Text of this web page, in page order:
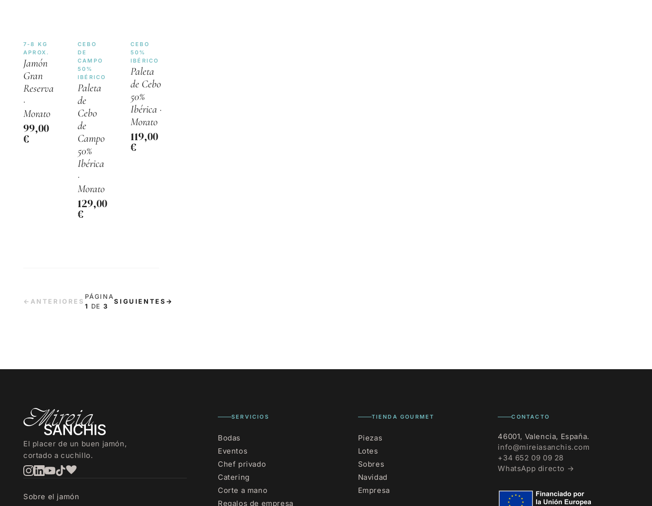
7-8 KG
APROX.
Jamón
Gran
Reserva
·
Morato
99,00
€
CEBO
DE
CAMPO
50%
IBÉRICO
Paleta
de
Cebo
de
Campo
50%
Ibérica
·
Morato
129,00
€
CEBO
50%
IBÉRICO
Paleta
de Cebo
50%
Ibérica ·
Morato
119,00
€
← ANTERIORES
PÁGINA
1 DE3
SIGUIENTES →
INFORMACIÓN DE CONTACTO Y ENLACES DE
El placer de un buen jamón,
cortado a cuchillo.
Sobre el jamón
SERVICIOS
Bodas
Eventos
Chef privado
Catering
Corte a mano
Regalos de empresa
TIENDA GOURMET
Piezas
Lotes
Sobres
Navidad
Empresa
CONTACTO
46001, Valencia, España.
info@mireiasanchis.com
+34 652 09 09 28
WhatsApp directo →